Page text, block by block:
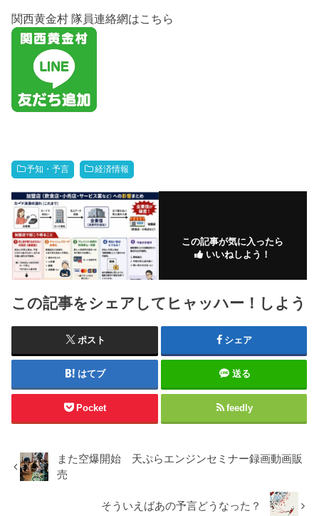
関西黄金村 隊員連絡網はこちら
予知・予言 経済情報
この記事が気に入ったら
いいねしよう！
この記事をシェアしてヒャッハー！しよう
ポスト シェア
はてブ 送る
Pocket feedly
また空爆開始 天ぷらエンジンセミナー録画動画販
売
そういえばあの予言どうなった？